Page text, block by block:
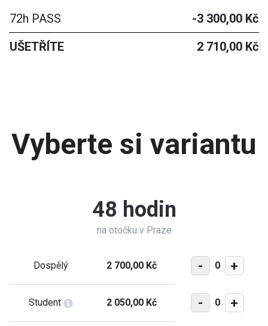
72h PASS
-3 300,00 Kč
UŠETŘÍTE
2 710,00 Kč
Vyberte si variantu
48 hodin
na otočku v Praze
Dospělý 2 700,00 Kč - 0 +
Student 2 050,00 Kč - 0 +